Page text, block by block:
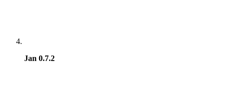
Jan 0.7.2